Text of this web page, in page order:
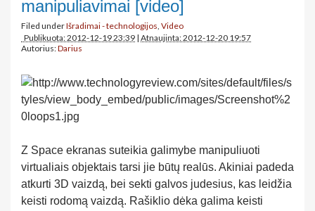
manipuliavimai [video]
Filed underIšradimai - technologijos, Video
Publikuota: 2012-12-19 23:39 | Atnaujinta: 2012-12-20 19:57
Autorius:Darius
Z Space ekranas suteikia galimybe manipuliuoti
virtualiais objektais tarsi jie būtų realūs. Akiniai padeda
atkurti 3D vaizdą, bei sekti galvos judesius, kas leidžia
keisti rodomą vaizdą. Rašiklio dėka galima keisti